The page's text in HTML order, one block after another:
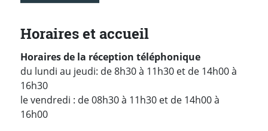
Horaires et accueil
Horaires de la réception téléphonique
du lundi au jeudi: de 8h30 à 11h30 et de 14h00 à
16h30
le vendredi : de 08h30 à 11h30 et de 14h00 à
16h00